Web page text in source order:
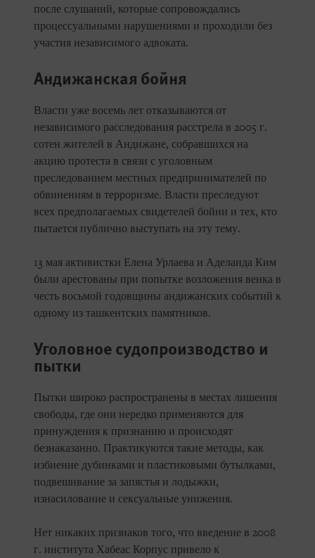
после слушаний, которые сопровождались
процессуальными нарушениями и проходили без
участия независимого адвоката.
Андижанская бойня
Власти уже восемь лет отказываются от
независимого расследования расстрела в 2005 г.
сотен жителей в Андижане, собравшихся на
акцию протеста в связи с уголовным
преследованием местных предпринимателей по
обвинениям в терроризме. Власти преследуют
всех предполагаемых свидетелей бойни и тех, кто
пытается публично выступать на эту тему.
13 мая активистки Елена Урлаева и Аделаида Ким
были арестованы при попытке возложения венка в
честь восьмой годовщины андижанских событий к
одному из ташкентских памятников.
Уголовное судопроизводство и
пытки
Пытки широко распространены в местах лишения
свободы, где они нередко применяются для
принуждения к признанию и происходят
безнаказанно. Практикуются такие методы, как
избиение дубинками и пластиковыми бутылками,
подвешивание за запястья и лодыжки,
изнасилование и сексуальные унижения.
Нет никаких признаков того, что введение в 2008
г. института Хабеас Корпус привело к